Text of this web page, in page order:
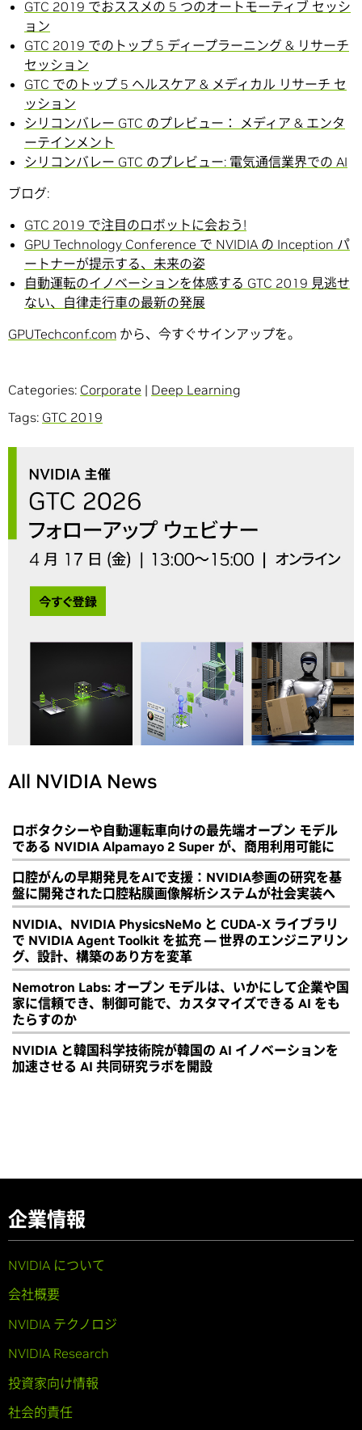
GTC 2019 でおススメの 5 つのオートモーティブ セッシ
ョン
GTC 2019 でのトップ 5 ディープラーニング & リサーチ
セッション
GTC でのトップ 5 ヘルスケア & メディカル リサーチ セ
ッション
シリコンバレー GTC のプレビュー： メディア & エンタ
ーテインメント
シリコンバレー GTC のプレビュー: 電気通信業界での AI
ブログ:
GTC 2019 で注目のロボットに会おう!
GPU Technology Conference で NVIDIA の Inception パ
ートナーが提示する、未来の姿
自動運転のイノベーションを体感する GTC 2019 見逃せ
ない、自律走行車の最新の発展
GPUTechconf.com から、今すぐサインアップを。
Categories: Corporate | Deep Learning
Tags: GTC 2019
All NVIDIA News
ロボタクシーや自動運転車向けの最先端オープン モデル
である NVIDIA Alpamayo 2 Super が、商用利用可能に
口腔がんの早期発見をAIで支援：NVIDIA参画の研究を基
盤に開発された口腔粘膜画像解析システムが社会実装へ
NVIDIA、NVIDIA PhysicsNeMo と CUDA-X ライブラリ
で NVIDIA Agent Toolkit を拡充 ― 世界のエンジニアリン
グ、設計、構築のあり方を変革
Nemotron Labs: オープン モデルは、いかにして企業や国
家に信頼でき、制御可能で、カスタマイズできる AI をも
たらすのか
NVIDIA と韓国科学技術院が韓国の AI イノベーションを
加速させる AI 共同研究ラボを開設
企業情報
NVIDIA について
会社概要
NVIDIA テクノロジ
NVIDIA Research
投資家向け情報
社会的責任